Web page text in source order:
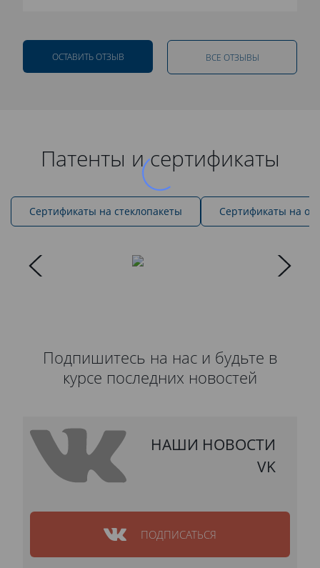
ОСТАВИТЬ ОТЗЫВ ВСЕ ОТЗЫВЫ
Патенты и сертификаты
Cертификаты на стеклопакеты Сертификаты на
Подпишитесь на нас и будьте в
курсе последних новостей
НАШИ НОВОСТИ
VK
ПОДПИСАТЬСЯ